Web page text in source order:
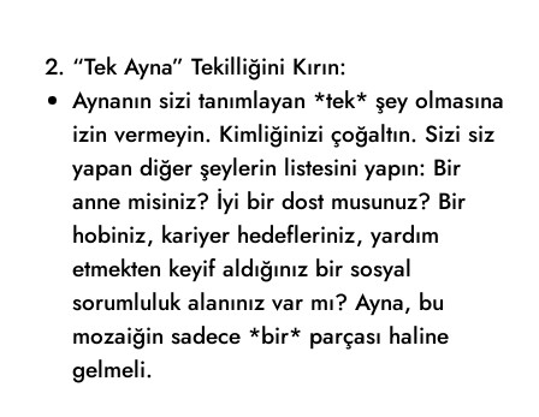
“Tek Ayna” Tekilliğini Kırın:
Aynanın sizi tanımlayan *tek* şey olmasına
izin vermeyin. Kimliğinizi çoğaltın. Sizi siz
yapan diğer şeylerin listesini yapın: Bir
anne misiniz? İyi bir dost musunuz? Bir
hobiniz, kariyer hedefleriniz, yardım
etmekten keyif aldığınız bir sosyal
sorumluluk alanınız var mı? Ayna, bu
mozaiğin sadece *bir* parçası haline
gelmeli.